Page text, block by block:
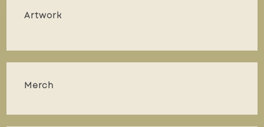
Artwork
Merch